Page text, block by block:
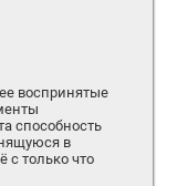
воспринятые
способность
в
с только что